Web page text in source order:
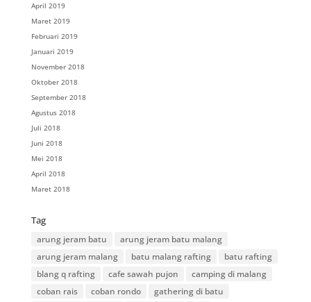
April 2019
Maret 2019
Februari 2019
Januari 2019
November 2018
Oktober 2018
September 2018
Agustus 2018
Juli 2018
Juni 2018
Mei 2018
April 2018
Maret 2018
Tag
arung jeram batu
arung jeram batu malang
arung jeram malang
batu malang rafting
batu rafting
blang q rafting
cafe sawah pujon
camping di malang
coban rais
coban rondo
gathering di batu